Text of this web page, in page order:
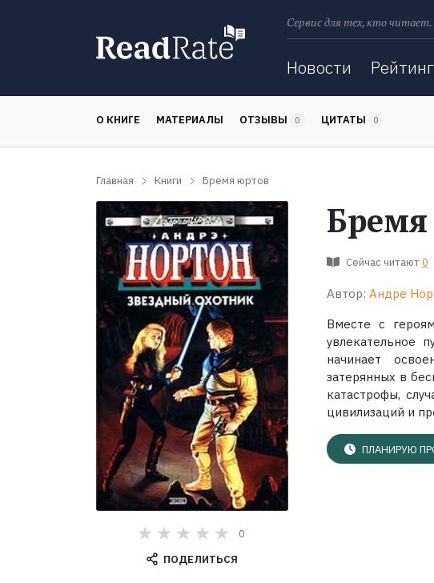
Сервис для тех, кто читает.
Новости
О КНИГЕ МАТЕРИАЛЫ ОТЗЫВЫ 0 ЦИТАТЫ 0
Главная Книги Бремя юртов
0
ПОДЕЛИТЬСЯ
Сейчас читают 0
Автор: Андре
Вместе с
увлекательное
начинает
затерянных в
катастрофы,
цивилизаций и
ПЛАНИРУЮ